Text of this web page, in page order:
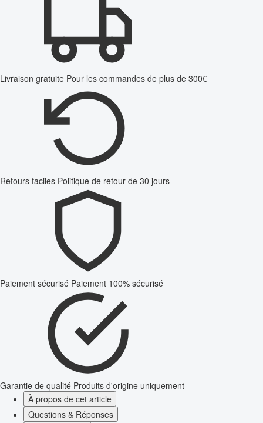
Livraison gratuite Pour les commandes de plus de 300€
Retours faciles Politique de retour de 30 jours
Paiement sécurisé Paiement 100% sécurisé
Garantie de qualité Produits d'origine uniquement
À propos de cet article
Questions & Réponses